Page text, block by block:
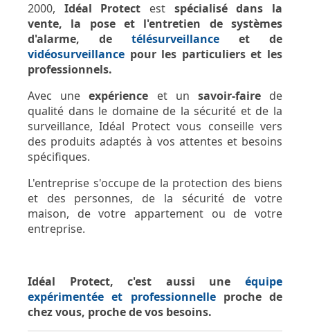
2000, Idéal Protect est spécialisé dans la
vente, la pose et l'entretien de systèmes
d'alarme, de télésurveillance et de
vidéosurveillance pour les particuliers et les
professionnels.
Avec uneexpérience et un savoir-faire de
qualité dans le domaine de la sécurité et de la
surveillance, Idéal Protect vous conseille vers
des produits adaptés à vos attentes et besoins
spécifiques.
L'entreprise s'occupe de la protection des biens
et des personnes, de la sécurité de votre
maison, de votre appartement ou de votre
entreprise.
Idéal Protect, c'est aussi une équipe
expérimentée et professionnelleproche de
chez vous, proche de vos besoins.